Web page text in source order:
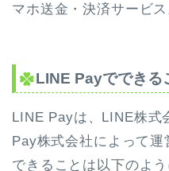
マホ送金・決済サービス
LINE Payでできる
LINE Payは、LINE株式
Pay株式会社によって
できることは以下のよう